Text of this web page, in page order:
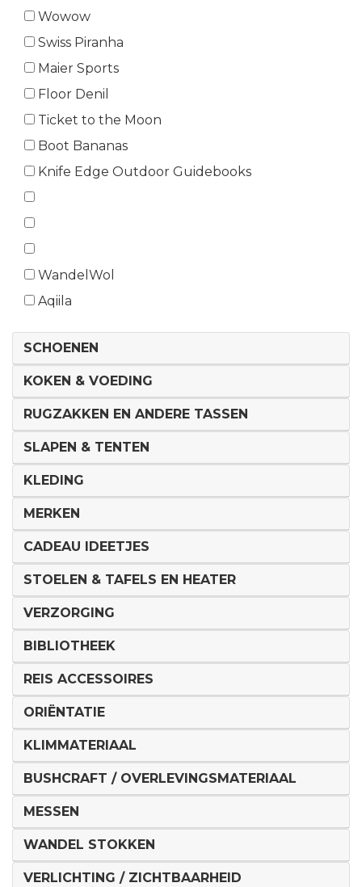
Wowow
Swiss Piranha
Maier Sports
Floor Denil
Ticket to the Moon
Boot Bananas
Knife Edge Outdoor Guidebooks
WandelWol
Aqiila
SCHOENEN
KOKEN & VOEDING
RUGZAKKEN EN ANDERE TASSEN
SLAPEN & TENTEN
KLEDING
MERKEN
CADEAU IDEETJES
STOELEN & TAFELS EN HEATER
VERZORGING
BIBLIOTHEEK
REIS ACCESSOIRES
ORIËNTATIE
KLIMMATERIAAL
BUSHCRAFT / OVERLEVINGSMATERIAAL
MESSEN
WANDEL STOKKEN
VERLICHTING / ZICHTBAARHEID